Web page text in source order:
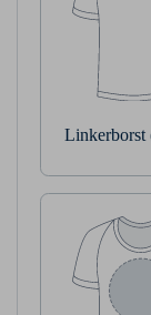
Linkerborst